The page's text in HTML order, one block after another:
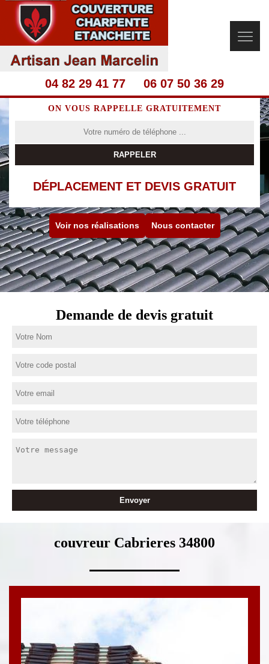
04 82 29 41 77 06 07 50 36 29
ON VOUS RAPPELLE GRATUITEMENT
DÉPLACEMENT ET DEVIS GRATUIT
Voir nos réalisations Nous contacter
Demande de devis gratuit
couvreur Cabrieres 34800